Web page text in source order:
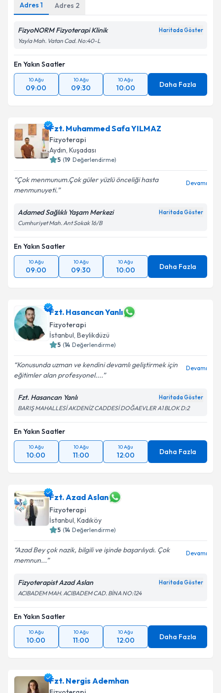
Adres 1 Adres 2
FizyoNORM Fizyoterapi Klinik Haritada Göster
Yayla Mah. Vatan Cad. No:40-L
En Yakın Saatler
10 Ağu
09:00
10 Ağu
09:30
10 Ağu
10:00 Daha Fazla
Fzt. Muhammed Safa YILMAZ
Fizyoterapi
Aydın, Kuşadası
5 (19 Değerlendirme)
Çok menmunum.Çok güler yüzlü önceliği hasta
menmunuyeti.
Devamı
Adamed Sağlıklı Yaşam Merkezi Haritada Göster
Cumhuriyet Mah. Ant Sokak 16/B
En Yakın Saatler
10 Ağu
09:00
10 Ağu
09:30
10 Ağu
10:00 Daha Fazla
Fzt. Hasancan Yanlı
Fizyoterapi
İstanbul, Beylikdüzü
5 (14 Değerlendirme)
Konusunda uzman ve kendini devamlı geliştirmek için
eğitimler alan profesyonel....
Devamı
Fzt. Hasancan Yanlı Haritada Göster
BARIŞ MAHALLESİ AKDENİZ CADDESİ DOĞAEVLER A1 BLOK D:2
En Yakın Saatler
10 Ağu
10:00
10 Ağu
11:00
10 Ağu
12:00 Daha Fazla
Fzt. Azad Aslan
Fizyoterapi
İstanbul, Kadıköy
5 (14 Değerlendirme)
Azad Bey çok nazik, bilgili ve işinde başarılıydı. Çok
memnun...
Devamı
Fizyoterapist Azad Aslan Haritada Göster
ACIBADEM MAH. ACIBADEM CAD. BİNA NO:124
En Yakın Saatler
10 Ağu
10:00
10 Ağu
11:00
10 Ağu
12:00 Daha Fazla
Fzt. Nergis Ademhan